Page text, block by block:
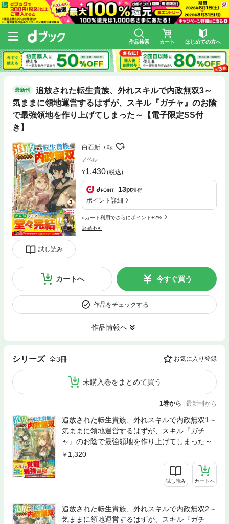
作品検索 カート はじめての方へ
最新刊
追放された転生貴族、外れスキルで内政無双3～
気ままに領地運営するはずが、スキル『ガチャ』のお陰
で最強領地を作り上げてしまった～【電子限定SS付
き】
試し読み
白石新 転
ノベル
1,430(税込)
13pt獲得
ポイント詳細
dカード利用でさらにポイント+2%
返品不可
カートへ 今すぐ買う
作品をチェックする
作品情報へ
シリーズ 全3冊 お気に入り登録
未購入巻をまとめて買う
1巻から | 最新刊から
追放された転生貴族、外れスキルで内政無双1～
気ままに領地運営するはずが、スキル『ガチ
ャ』のお陰で最強領地を作り上げてしまった～
1,320
試し読み カートへ
追放された転生貴族、外れスキルで内政無双2～
気ままに領地運営するはずが、スキル『ガチ